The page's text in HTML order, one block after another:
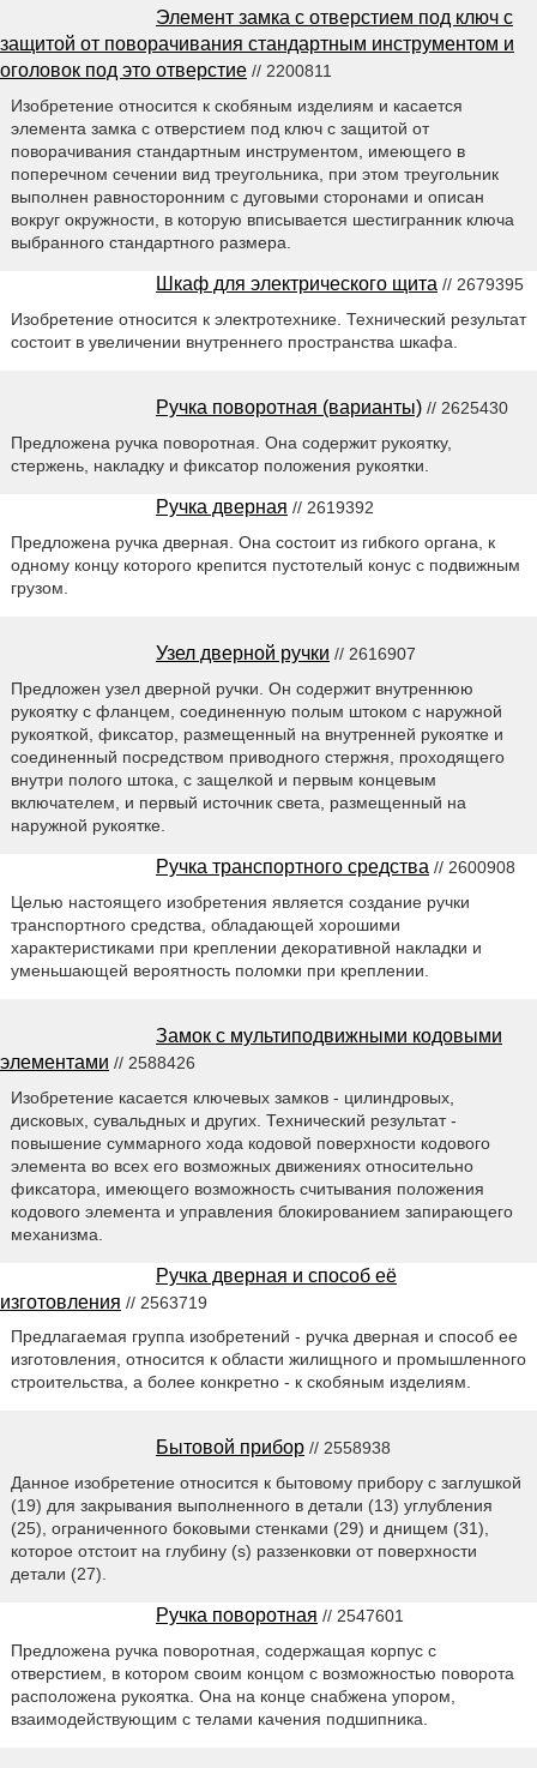
Элемент замка с отверстием под ключ с
защитой от поворачивания стандартным инструментом и
оголовок под это отверстие // 2200811
Изобретение относится к скобяным изделиям и касается
элемента замка с отверстием под ключ с защитой от
поворачивания стандартным инструментом, имеющего в
поперечном сечении вид треугольника, при этом треугольник
выполнен равносторонним с дуговыми сторонами и описан
вокруг окружности, в которую вписывается шестигранник ключа
выбранного стандартного размера.
Шкаф для электрического щита // 2679395
Изобретение относится к электротехнике. Технический результат
состоит в увеличении внутреннего пространства шкафа.
Ручка поворотная (варианты) // 2625430
Предложена ручка поворотная. Она содержит рукоятку,
стержень, накладку и фиксатор положения рукоятки.
Ручка дверная // 2619392
Предложена ручка дверная. Она состоит из гибкого органа, к
одному концу которого крепится пустотелый конус с подвижным
грузом.
Узел дверной ручки // 2616907
Предложен узел дверной ручки. Он содержит внутреннюю
рукоятку с фланцем, соединенную полым штоком с наружной
рукояткой, фиксатор, размещенный на внутренней рукоятке и
соединенный посредством приводного стержня, проходящего
внутри полого штока, с защелкой и первым концевым
включателем, и первый источник света, размещенный на
наружной рукоятке.
Ручка транспортного средства // 2600908
Целью настоящего изобретения является создание ручки
транспортного средства, обладающей хорошими
характеристиками при креплении декоративной накладки и
уменьшающей вероятность поломки при креплении.
Замок с мультиподвижными кодовыми
элементами // 2588426
Изобретение касается ключевых замков - цилиндровых,
дисковых, сувальдных и других. Технический результат -
повышение суммарного хода кодовой поверхности кодового
элемента во всех его возможных движениях относительно
фиксатора, имеющего возможность считывания положения
кодового элемента и управления блокированием запирающего
механизма.
Ручка дверная и способ её
изготовления // 2563719
Предлагаемая группа изобретений - ручка дверная и способ ее
изготовления, относится к области жилищного и промышленного
строительства, а более конкретно - к скобяным изделиям.
Бытовой прибор // 2558938
Данное изобретение относится к бытовому прибору с заглушкой
(19) для закрывания выполненного в детали (13) углубления
(25), ограниченного боковыми стенками (29) и днищем (31),
которое отстоит на глубину (s) раззенковки от поверхности
детали (27).
Ручка поворотная // 2547601
Предложена ручка поворотная, содержащая корпус с
отверстием, в котором своим концом с возможностью поворота
расположена рукоятка. Она на конце снабжена упором,
взаимодействующим с телами качения подшипника.